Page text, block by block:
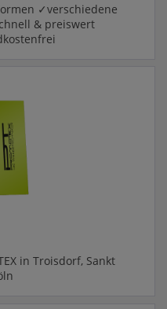
✓verschiedene
& preiswert
in Troisdorf, Sankt